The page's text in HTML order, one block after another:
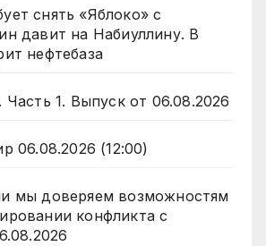
снять «Яблоко» с
давит на Набиуллину. В
нефтебаза
Часть 1. Выпуск от 06.08.2026
06.08.2026 (12:00)
мы доверяем возможностям
конфликта с